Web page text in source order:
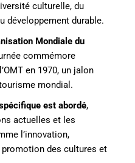
culturelle, du
développement durable.
Mondiale du
commémore
en 1970, un jalon
mondial.
est abordé,
actuelles et les
l’innovation,
promotion des cultures et